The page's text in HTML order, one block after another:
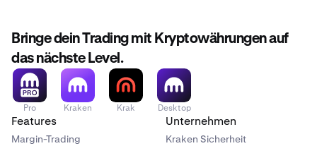
Bringe dein Trading mit Kryptowährungen auf
das nächste Level.
Pro Kraken Krak Desktop
Features
Margin-Trading
Unternehmen
Kraken Sicherheit